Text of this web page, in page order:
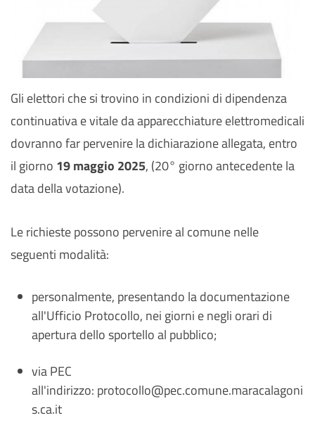
Gli elettori che si trovino in condizioni di dipendenza
continuativa e vitale da apparecchiature elettromedicali
dovranno far pervenire la dichiarazione allegata, entro
il giorno 19 maggio 2025, (20° giorno antecedente la
data della votazione).
Le richieste possono pervenire al comune nelle
seguenti modalità:
personalmente, presentando la documentazione
all'Ufficio Protocollo, nei giorni e negli orari di
apertura dello sportello al pubblico;
via PEC
all'indirizzo: protocollo@pec.comune.maracalagoni
s.ca.it